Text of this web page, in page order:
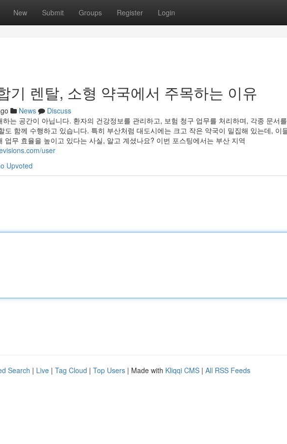
New Submit Groups Register Login
기 렌탈, 소형 약국에서 주목하는 이유
News
Discuss
는 공간이 아닙니다. 환자의 건강정보를 관리하고, 보험 청구 업무를 처리하며, 각종 문서
도 함께 수행하고 있습니다. 특히 부산처럼 대도시에는 크고 작은 약국이 밀집해 있는데, 이
업무 효율을 높이고 있다는 사실, 알고 계셨나요? 이번 포스팅에서는 부산 지역
user
Upvoted
Search | Live | Tag Cloud | Top Users | Made with Kliqqi CMS | All RSS Feeds